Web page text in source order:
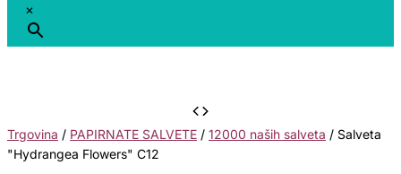
×
Trgovina / PAPIRNATE SALVETE / 12000 naših salveta / Salveta
"Hydrangea Flowers" C12